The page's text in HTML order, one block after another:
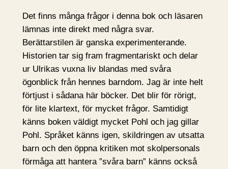
Det finns många frågor i denna bok och läsaren
lämnas inte direkt med några svar.
Berättarstilen är ganska experimenterande.
Historien tar sig fram fragmentariskt och delar
ur Ulrikas vuxna liv blandas med svåra
ögonblick från hennes barndom. Jag är inte helt
förtjust i sådana här böcker. Det blir för rörigt,
för lite klartext, för mycket frågor. Samtidigt
känns boken väldigt mycket Pohl och jag gillar
Pohl. Språket känns igen, skildringen av utsatta
barn och den öppna kritiken mot skolpersonals
förmåga att hantera ”svåra barn” känns också